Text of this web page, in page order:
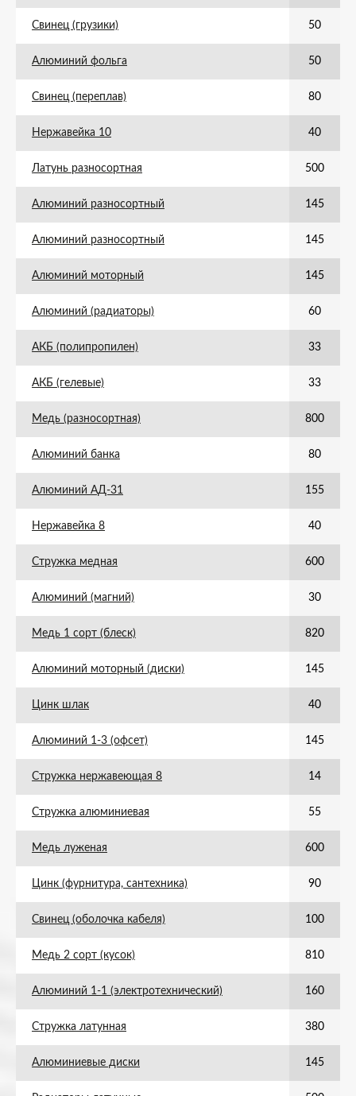
Свинец (грузики) 50
Алюминий фольга 50
Свинец (переплав) 80
Нержавейка 10 40
Латунь разносортная 500
Алюминий разносортный 145
Алюминий разносортный 145
Алюминий моторный 145
Алюминий (радиаторы) 60
АКБ (полипропилен) 33
АКБ (гелевые) 33
Медь (разносортная) 800
Алюминий банка 80
Алюминий АД-31 155
Нержавейка 8 40
Стружка медная 600
Алюминий (магний) 30
Медь 1 сорт (блеск) 820
Алюминий моторный (диски) 145
Цинк шлак 40
Алюминий 1-3 (офсет) 145
Стружка нержавеющая 8 14
Стружка алюминиевая 55
Медь луженая 600
Цинк (фурнитура, сантехника) 90
Свинец (оболочка кабеля) 100
Медь 2 сорт (кусок) 810
Алюминий 1-1 (электротехнический) 160
Стружка латунная 380
Алюминиевые диски 145